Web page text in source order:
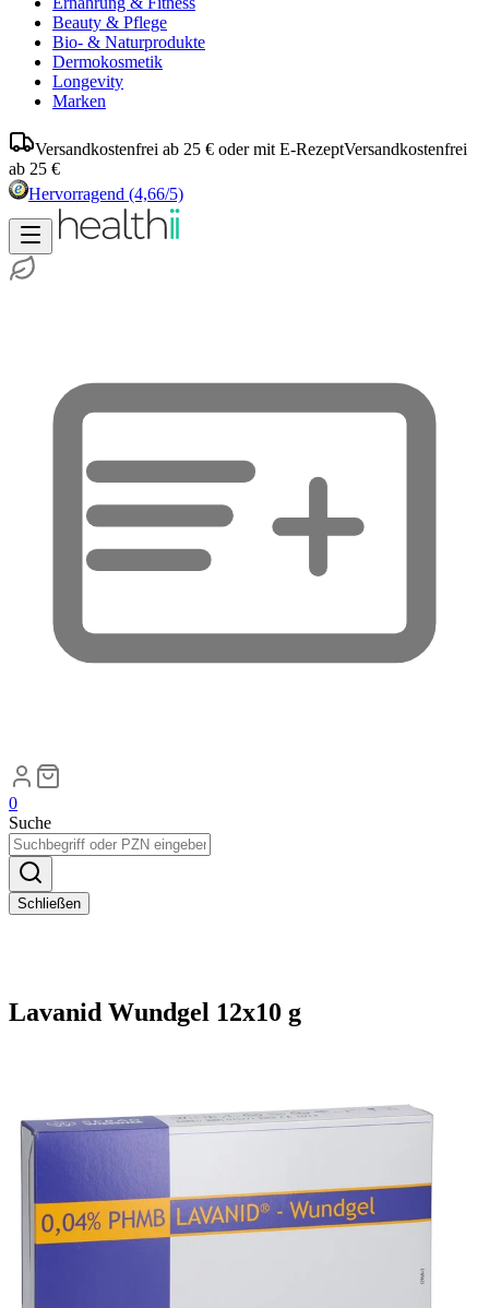
Beauty & Pflege
Bio- & Naturprodukte
Dermokosmetik
Longevity
Marken
Versandkostenfrei ab 25 € oder mit E-RezeptVersandkostenfrei
ab 25 €
Hervorragend (4,66/5)
0
Suche
Schließen
Lavanid Wundgel 12x10 g